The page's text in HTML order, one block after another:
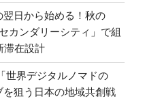
翌日から始める！秋の
カンダリーシティ」で組
滞在設計
世界デジタルノマドの
狙う日本の地域共創戦